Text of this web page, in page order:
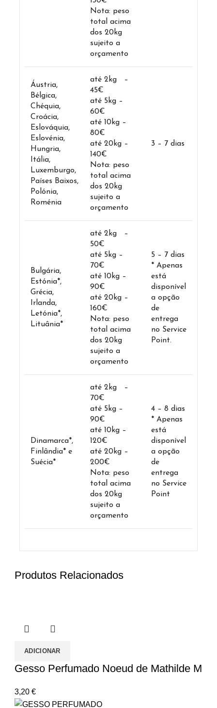
Nota: peso
total acima
dos 20kg
sujeito a
orçamento
Áustria,
Bélgica,
Chéquia,
Croácia,
Eslováquia,
Eslovénia,
Hungria,
Itália,
Luxemburgo,
Países Baixos,
Polónia,
Roménia
até 2kg –
45€
até 5kg –
60€
até 10kg –
80€
até 20kg –
140€
Nota: peso
total acima
dos 20kg
sujeito a
orçamento
3 – 7 dias
Bulgária,
Estónia*,
Grécia,
Irlanda,
Letónia*,
Lituânia*
até 2kg –
50€
até 5kg –
70€
até 10kg –
90€
até 20kg –
160€
Nota: peso
total acima
dos 20kg
sujeito a
orçamento
5 – 7 dias
* Apenas
está
disponível
a opção
de
entrega
no Service
Point.
Dinamarca*,
Finlândia* e
Suécia*
até 2kg –
70€
até 5kg –
90€
até 10kg –
120€
até 20kg –
200€
Nota: peso
total acima
dos 20kg
sujeito a
orçamento
4 – 8 dias
* Apenas
está
disponível
a opção
de
entrega
no Service
Point
Produtos Relacionados
ADICIONAR
Gesso Perfumado Noeud de Mathilde M
3,20 €